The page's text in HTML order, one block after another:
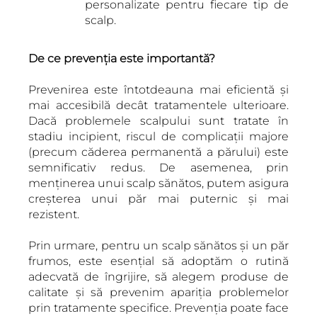
personalizate pentru fiecare tip de
scalp.
De ce prevenția este importantă?
Prevenirea este întotdeauna mai eficientă și
mai accesibilă decât tratamentele ulterioare.
Dacă problemele scalpului sunt tratate în
stadiu incipient, riscul de complicații majore
(precum căderea permanentă a părului) este
semnificativ redus. De asemenea, prin
menținerea unui scalp sănătos, putem asigura
creșterea unui păr mai puternic și mai
rezistent.
Prin urmare, pentru un scalp sănătos și un păr
frumos, este esențial să adoptăm o rutină
adecvată de îngrijire, să alegem produse de
calitate și să prevenim apariția problemelor
prin tratamente specifice. Prevenția poate face